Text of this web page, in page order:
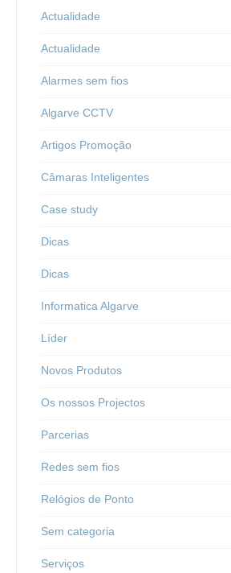
Actualidade
Actualidade
Alarmes sem fios
Algarve CCTV
Artigos Promoção
Câmaras Inteligentes
Case study
Dicas
Dicas
Informatica Algarve
Líder
Novos Produtos
Os nossos Projectos
Parcerias
Redes sem fios
Relógios de Ponto
Sem categoria
Serviços